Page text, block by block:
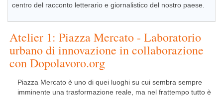
centro del racconto letterario e giornalistico del nostro paese.
Atelier 1: Piazza Mercato - Laboratorio
urbano di innovazione in collaborazione
con Dopolavoro.org
Piazza Mercato è uno di quei luoghi su cui sembra sempre
imminente una trasformazione reale, ma nel frattempo tutto è